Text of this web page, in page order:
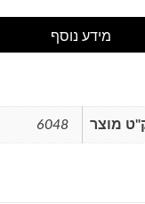
מידע נוסף
מוצר 6048